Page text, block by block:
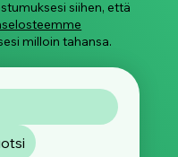
Suojellaan
siihen, että
milloin tahansa.